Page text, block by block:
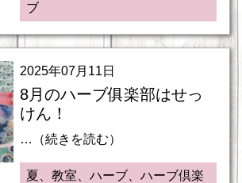
ブ
2025年07月11日
8月のハーブ俱楽部はせっ
けん！
…（続きを読む）
夏、教室、ハーブ、ハーブ倶楽